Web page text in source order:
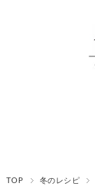
TOP 冬のレシピ